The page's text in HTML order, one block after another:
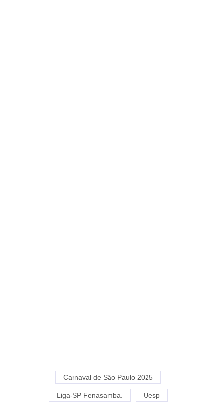
Carnaval de São Paulo 2025
Liga-SP Fenasamba. Uesp